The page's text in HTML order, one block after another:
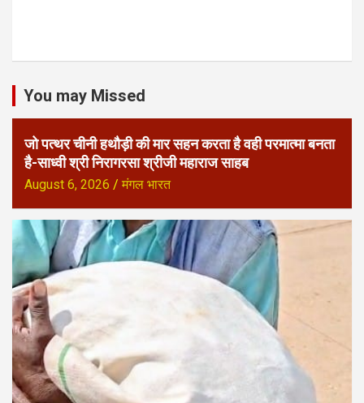
You may Missed
जो पत्थर चीनी हथौड़ी की मार सहन करता है वही परमात्मा बनता
है-साध्वी श्री निरागरसा श्रीजी महाराज साहब
August 6, 2026 मंगल भारत